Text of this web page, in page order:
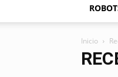
Inicio